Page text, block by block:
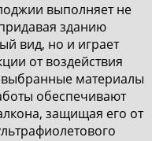
выполняет не
зданию
вид, но и играет
от воздействия
материалы
обеспечивают
защищая его от